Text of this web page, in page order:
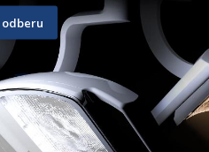
80 g
198,80
ZOBRAZIŤ PRODUKT